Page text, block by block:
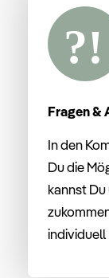
Fragen &
In den
Du die
kannst Du
individuell